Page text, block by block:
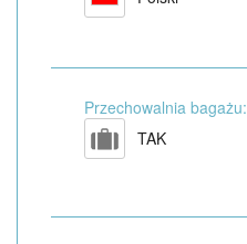
Przechowalnia bagażu:
TAK